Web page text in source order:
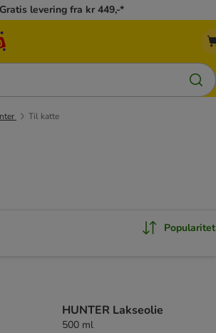
Gratis levering fra kr 449,-*
Til katte
Popularitet
HUNTER Lakseolie
500 ml